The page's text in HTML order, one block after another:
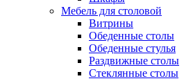
Мебель для столовой
Витрины
Обеденные столы
Обеденные стулья
Раздвижные столы
Стеклянные столы